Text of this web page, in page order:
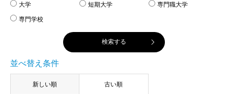
大学 短期大学 専門職大学
専門学校
並べ替え条件
新しい順 古い順